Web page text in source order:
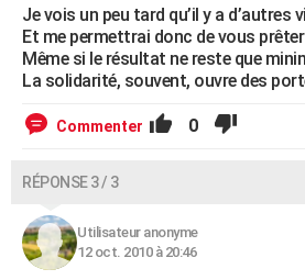
Je vois un peu tard qu’il y a d’autres
Et me permettrai donc de vous
Même si le résultat ne reste que
La solidarité, souvent, ouvre des
Commenter 0
RÉPONSE 3 / 3
Utilisateur anonyme
12 oct. 2010 à 20:46